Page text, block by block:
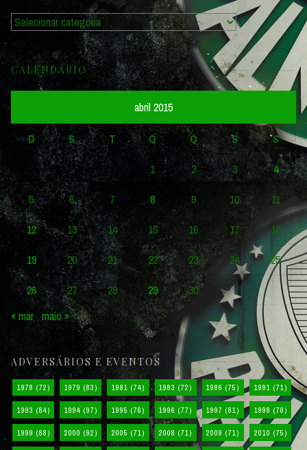
Competições
CALENDÁRIO
abril 2015
D S T Q Q S
S
1
2 3
4
5
6 7 8 9 10
11
12
13 14 15 16 17
18
19
20 21 22 23 24
25
26
27 28 29
30
« mar maio »
ADVERSÁRIOS E EVENTOS
1978 (72) 1979 (83) 1981 (74) 1983 (72) 1986 (75) 1991 (71)
1993 (84) 1994 (97) 1995 (76) 1996 (77) 1997 (81) 1998 (78)
1999 (88) 2000 (92) 2005 (71) 2008 (71) 2009 (71) 2010 (75)